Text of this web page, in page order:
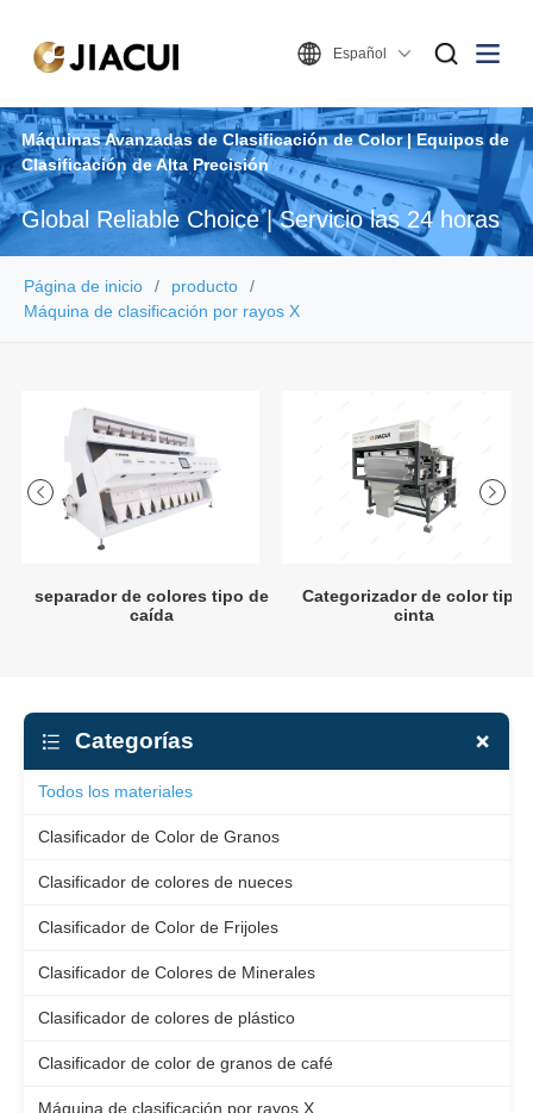
Español
Máquinas Avanzadas de Clasificación de Color | Equipos de
Clasificación de Alta Precisión
Global Reliable Choice | Servicio las 24 horas
Página de inicio
producto
Máquina de clasificación por rayos X
separador de colores tipo de
caída
Categorizador de color tipo
cinta
Categorías
Todos los materiales
Clasificador de Color de Granos
Clasificador de colores de nueces
Clasificador de Color de Frijoles
Clasificador de Colores de Minerales
Clasificador de colores de plástico
Clasificador de color de granos de café
Máquina de clasificación por rayos X